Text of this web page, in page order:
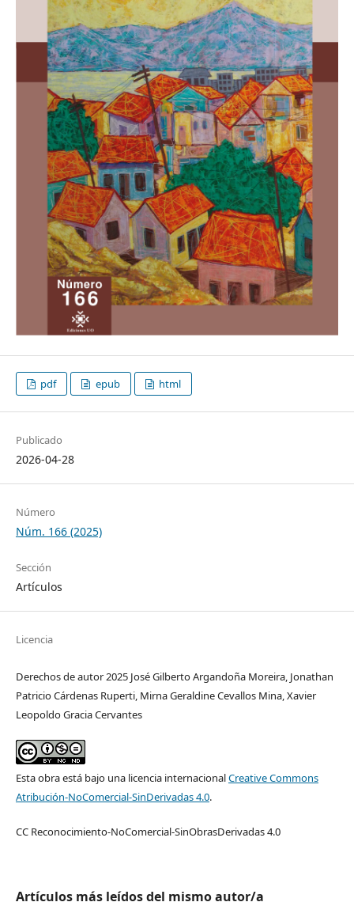
pdf epub html
Publicado
2026-04-28
Número
Núm. 166 (2025)
Sección
Artículos
Licencia
Derechos de autor 2025 José Gilberto Argandoña Moreira, Jonathan
Patricio Cárdenas Ruperti, Mirna Geraldine Cevallos Mina, Xavier
Leopoldo Gracia Cervantes
Esta obra está bajo una licencia internacionalCreative Commons
Atribución-NoComercial-SinDerivadas 4.0.
CC Reconocimiento-NoComercial-SinObrasDerivadas 4.0
Artículos más leídos del mismo autor/a